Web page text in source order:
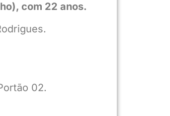
com 22 anos.
02.